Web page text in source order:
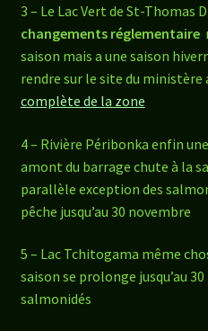
3 – Le Lac Vert de St-Thomas
changements réglementaire
saison mais a une saison
rendre sur le site du
complète de la zone
4 – Rivière Péribonka enfin
amont du barrage chute à la
parallèle exception des
pêche jusqu’au 30 novembre
5 – Lac Tchitogama même
saison se prolonge jusqu’au
salmonidés